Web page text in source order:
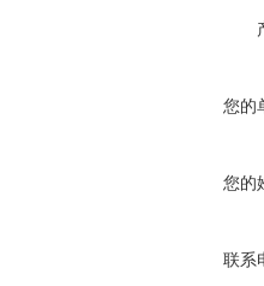
您的
您的
联系